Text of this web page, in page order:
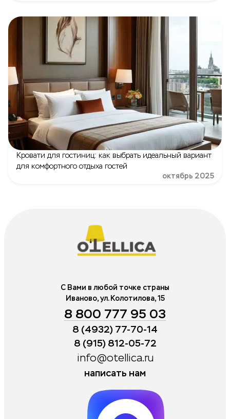
Кровати для гостиниц: как выбрать идеальный вариант
для комфортного отдыха гостей
октябрь 2025
С Вами в любой точке страны
Иваново, ул. Колотилова, 15
8 800 777 95 03
8 (4932) 77-70-14
8 (915) 812-05-72
info@otellica.ru
написать нам